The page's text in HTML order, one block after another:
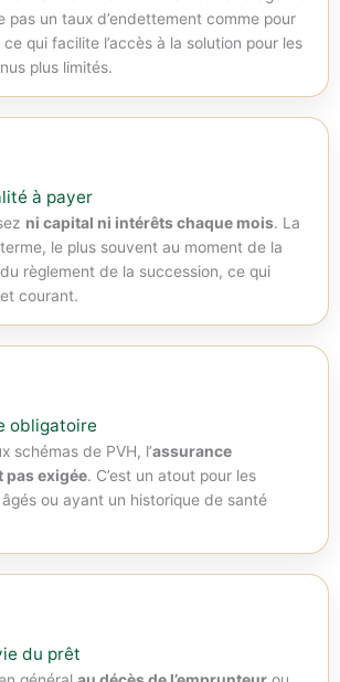
pas un taux d’endettement comme pour
qui facilite l’accès à la solution pour les
plus limités.
à payer
ni capital ni intérêts chaque mois. La
le plus souvent au moment de la
règlement de la succession, ce qui
courant.
obligatoire
schémas de PVH, l’assurance
pas exigée. C’est un atout pour les
ou ayant un historique de santé
du prêt